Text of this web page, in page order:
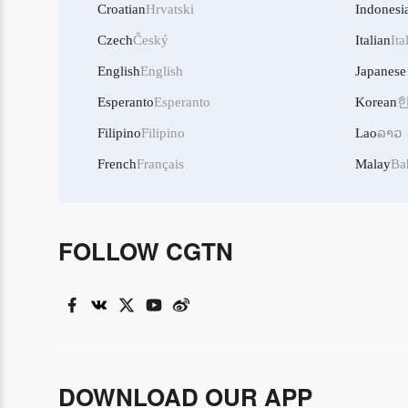
CroatianHrvatski
CzechČeský
EnglishEnglish
EsperantoEsperanto
FilipinoFilipino
FrenchFrançais
Italian
Japanese
Korean
Laoລາວ
Malay
FOLLOW CGTN
DOWNLOAD OUR APP